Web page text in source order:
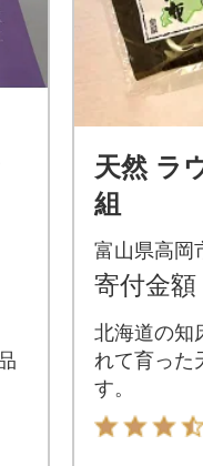
天然 ラ
組
富山県高岡
寄付金額
北海道の知
れて育った
す。